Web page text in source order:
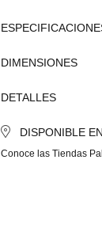
DIMENSIONES
DETALLES
DISPONIBLE
Conoce las Tiendas